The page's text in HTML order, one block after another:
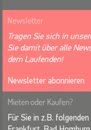
Newsletter
Tragen Sie sich in
Sie damit über alle
dem Laufenden!
Newsletter abonnieren
Mieten oder Kaufen?
Für Sie in z.B.